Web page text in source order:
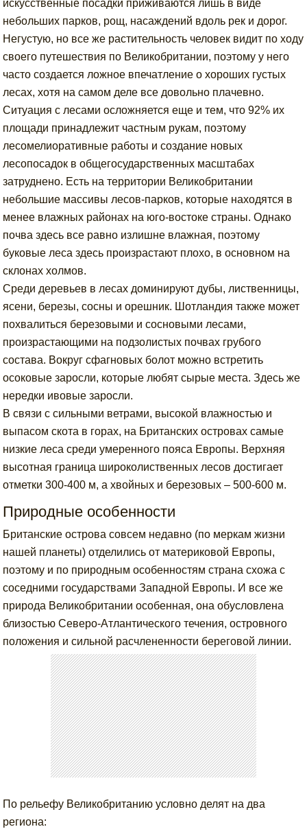
искусственные посадки приживаются лишь в виде
небольших парков, рощ, насаждений вдоль рек и дорог.
Негустую, но все же растительность человек видит по ходу
своего путешествия по Великобритании, поэтому у него
часто создается ложное впечатление о хороших густых
лесах, хотя на самом деле все довольно плачевно.
Ситуация с лесами осложняется еще и тем, что 92% их
площади принадлежит частным рукам, поэтому
лесомелиоративные работы и создание новых
лесопосадок в общегосударственных масштабах
затруднено. Есть на территории Великобритании
небольшие массивы лесов-парков, которые находятся в
менее влажных районах на юго-востоке страны. Однако
почва здесь все равно излишне влажная, поэтому
буковые леса здесь произрастают плохо, в основном на
склонах холмов.
Среди деревьев в лесах доминируют дубы, лиственницы,
ясени, березы, сосны и орешник. Шотландия также может
похвалиться березовыми и сосновыми лесами,
произрастающими на подзолистых почвах грубого
состава. Вокруг сфагновых болот можно встретить
осоковые заросли, которые любят сырые места. Здесь же
нередки ивовые заросли.
В связи с сильными ветрами, высокой влажностью и
выпасом скота в горах, на Британских островах самые
низкие леса среди умеренного пояса Европы. Верхняя
высотная граница широколиственных лесов достигает
отметки 300-400 м, а хвойных и березовых – 500-600 м.
Природные особенности
Британские острова совсем недавно (по меркам жизни
нашей планеты) отделились от материковой Европы,
поэтому и по природным особенностям страна схожа с
соседними государствами Западной Европы. И все же
природа Великобритании особенная, она обусловлена
близостью Северо-Атлантического течения, островного
положения и сильной расчлененности береговой линии.
По рельефу Великобританию условно делят на два
региона: